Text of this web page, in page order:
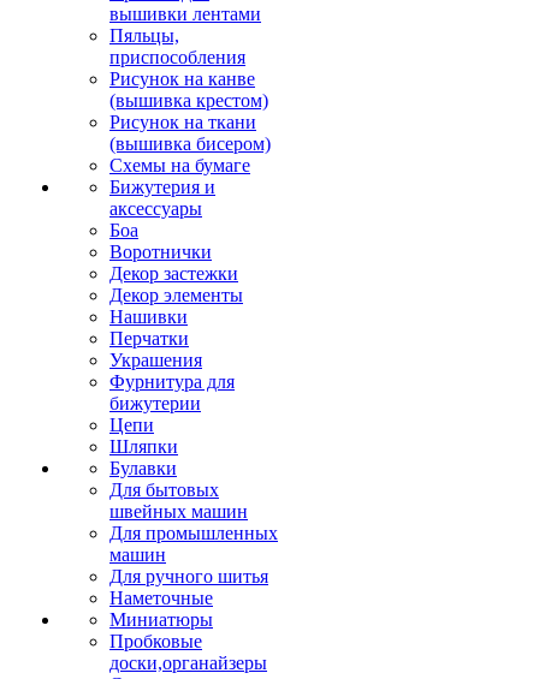
вышивки лентами
Пяльцы,
приспособления
Рисунок на канве
(вышивка крестом)
Рисунок на ткани
(вышивка бисером)
Схемы на бумаге
Бижутерия и
аксессуары
Боа
Воротнички
Декор застежки
Декор элементы
Нашивки
Перчатки
Украшения
Фурнитура для
бижутерии
Цепи
Шляпки
Булавки
Для бытовых
швейных машин
Для промышленных
машин
Для ручного шитья
Наметочные
Миниатюры
Пробковые
доски,органайзеры